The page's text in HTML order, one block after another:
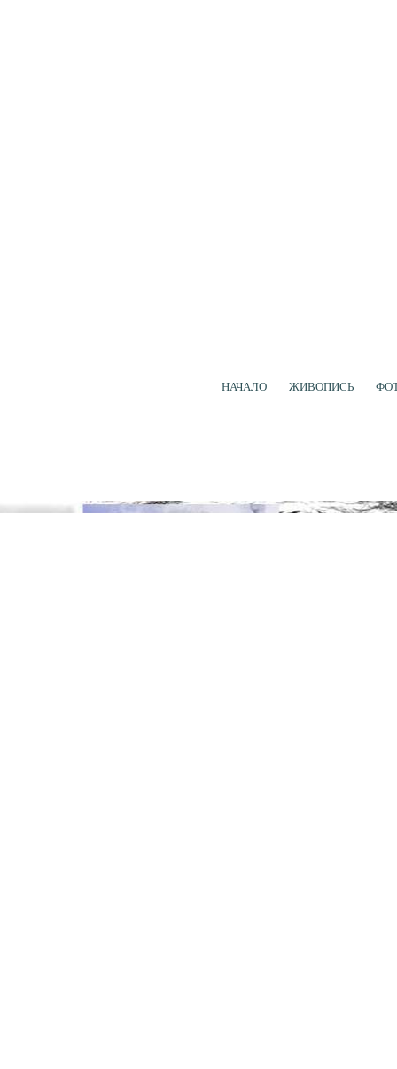
НАЧАЛО ЖИВОПИСЬ